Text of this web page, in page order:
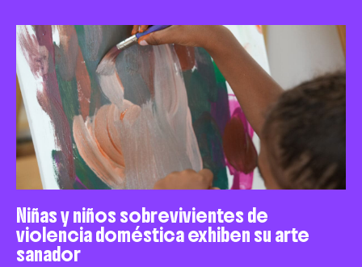
Niñas y niños sobrevivientes de
violencia doméstica exhiben su arte
sanador